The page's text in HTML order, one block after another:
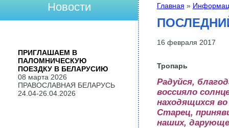
Вы здесь
Главная »
16 февраля 2017
Тропарь
Радуйся,
воссияло
находящихся
Старец,
наших,
Новости
ПРИГЛАШАЕМ В
ПАЛОМНИЧЕСКУЮ
ПОЕЗДКУ В БЕЛАРУСИЮ
08 марта 2026
ПРАВОСЛАВНАЯ БЕЛАРУСЬ
24.04-26.04.2026